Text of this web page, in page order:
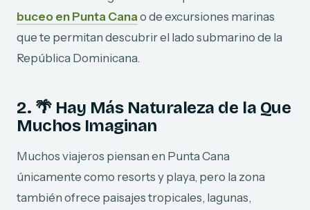
buceo en Punta Canao de excursiones marinas
que te permitan descubrir el lado submarino de la
República Dominicana.
2. 🌴 Hay Más Naturaleza de la Que
Muchos Imaginan
Muchos viajeros piensan en Punta Cana
únicamente como resorts y playa, pero la zona
también ofrece paisajes tropicales, lagunas,